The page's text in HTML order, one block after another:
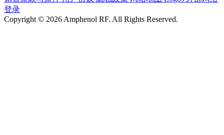
登录
Copyright © 2026 Amphenol RF. All Rights Reserved.